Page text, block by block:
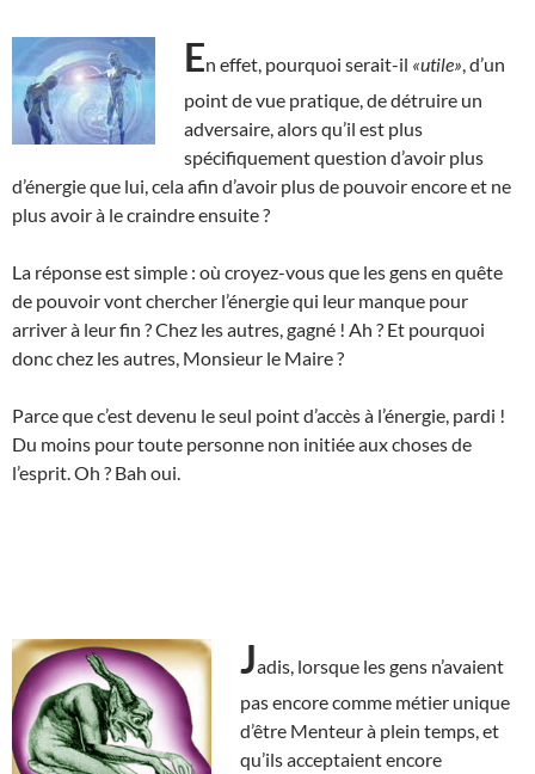
En effet, pourquoi serait-il «utile» , d’un
point de vue pratique, de détruire un
adversaire, alors qu’il est plus
spécifiquement question d’avoir plus
d’énergie que lui, cela afin d’avoir plus de pouvoir encore et ne
plus avoir à le craindre ensuite ?
La réponse est simple : où croyez-vous que les gens en quête
de pouvoir vont chercher l’énergie qui leur manque pour
arriver à leur fin ? Chez les autres, gagné ! Ah ? Et pourquoi
donc chez les autres, Monsieur le Maire ?
Parce que c’est devenu le seul point d’accès à l’énergie, pardi !
Du moins pour toute personne non initiée aux choses de
l’esprit. Oh ? Bah oui.
Jadis, lorsque les gens n’avaient
pas encore comme métier unique
d’être Menteur à plein temps, et
qu’ils acceptaient encore